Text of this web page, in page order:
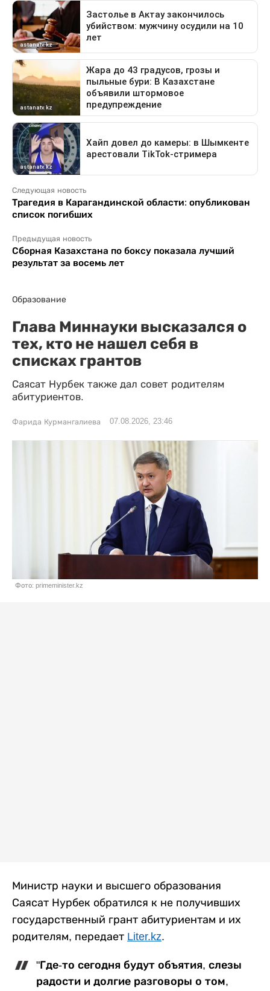
Следующая новость
Трагедия в Карагандинской области: опубликован
список погибших
Предыдущая новость
Сборная Казахстана по боксу показала лучший
результат за восемь лет
Образование
Глава Миннауки высказался о
тех, кто не нашел себя в
списках грантов
Саясат Нурбек также дал совет родителям
абитуриентов.
Фарида Курмангалиева 07.08.2026, 23:46
Фото: primeminister.kz
Министр науки и высшего образования
Саясат Нурбек обратился к не получивших
государственный грант абитуриентам и их
родителям, передает Liter.kz.
"Где-то сегодня будут объятия, слезы
радости и долгие разговоры о том,